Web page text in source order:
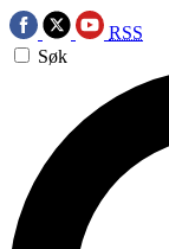
RSS
Søk